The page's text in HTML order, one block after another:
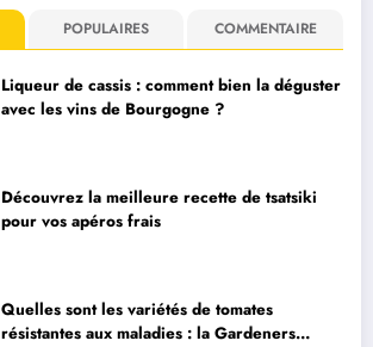
POPULAIRES COMMENTAIRE
Liqueur de cassis : comment bien la déguster
avec les vins de Bourgogne ?
Découvrez la meilleure recette de tsatsiki
pour vos apéros frais
Quelles sont les variétés de tomates
résistantes aux maladies : la Gardeners